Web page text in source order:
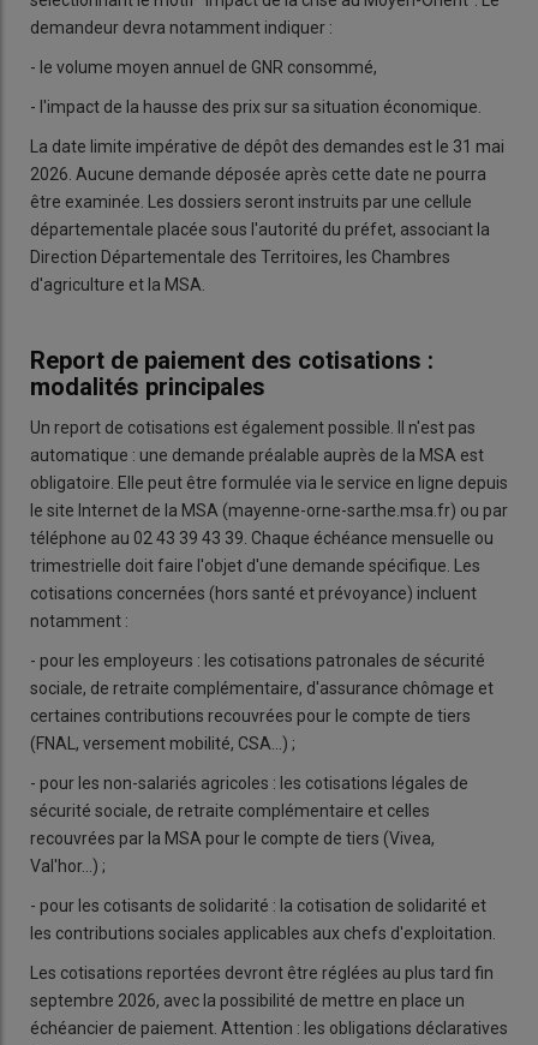
demandeur devra notamment indiquer :
- le volume moyen annuel de GNR consommé,
- l'impact de la hausse des prix sur sa situation économique.
La date limite impérative de dépôt des demandes est le 31 mai
2026. Aucune demande déposée après cette date ne pourra
être examinée. Les dossiers seront instruits par une cellule
départementale placée sous l'autorité du préfet, associant la
Direction Départementale des Territoires, les Chambres
d'agriculture et la MSA.
Report de paiement des cotisations :
modalités principales
Un report de cotisations est également possible. Il n'est pas
automatique : une demande préalable auprès de la MSA est
obligatoire. Elle peut être formulée via le service en ligne depuis
le site Internet de la MSA (mayenne-orne-sarthe.msa.fr) ou par
téléphone au 02 43 39 43 39. Chaque échéance mensuelle ou
trimestrielle doit faire l'objet d'une demande spécifique. Les
cotisations concernées (hors santé et prévoyance) incluent
notamment :
- pour les employeurs : les cotisations patronales de sécurité
sociale, de retraite complémentaire, d'assurance chômage et
certaines contributions recouvrées pour le compte de tiers
(FNAL, versement mobilité, CSA...) ;
- pour les non-salariés agricoles : les cotisations légales de
sécurité sociale, de retraite complémentaire et celles
recouvrées par la MSA pour le compte de tiers (Vivea,
Val'hor...) ;
- pour les cotisants de solidarité : la cotisation de solidarité et
les contributions sociales applicables aux chefs d'exploitation.
Les cotisations reportées devront être réglées au plus tard fin
septembre 2026, avec la possibilité de mettre en place un
échéancier de paiement. Attention : les obligations déclaratives